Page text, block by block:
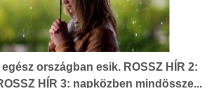
egész országban esik. ROSSZ HÍR 2:
HÍR 3: napközben mindössze...